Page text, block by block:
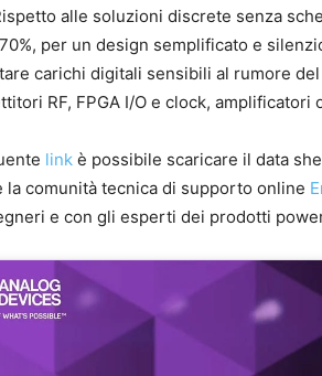
alle soluzioni discrete senza
per un design semplificato e
carichi digitali sensibili al rumore
RF, FPGA I/O e clock,
link è possibile scaricare il data
la comunità tecnica di supporto online
e con gli esperti dei prodotti